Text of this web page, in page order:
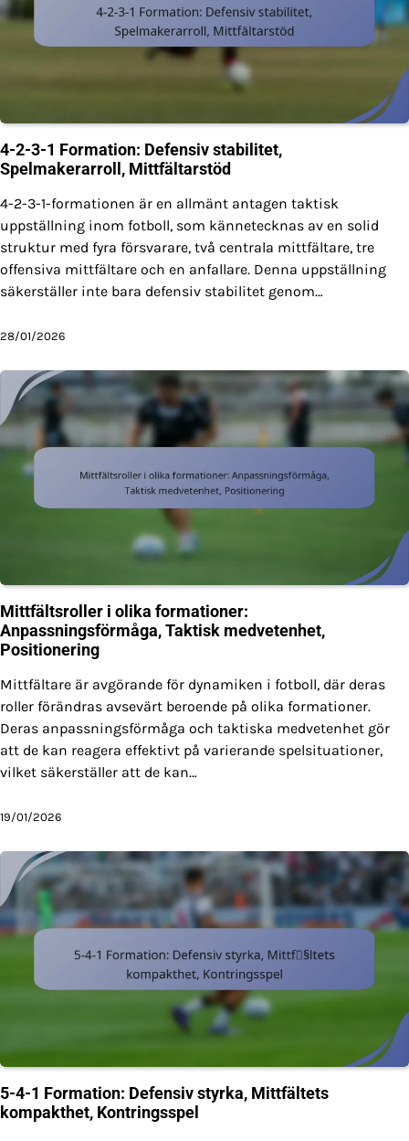
4-2-3-1 Formation: Defensiv stabilitet,
Spelmakerarroll, Mittfältarstöd
4-2-3-1-formationen är en allmänt antagen taktisk
uppställning inom fotboll, som kännetecknas av en solid
struktur med fyra försvarare, två centrala mittfältare, tre
offensiva mittfältare och en anfallare. Denna uppställning
säkerställer inte bara defensiv stabilitet genom…
28/01/2026
Mittfältsroller i olika formationer:
Anpassningsförmåga, Taktisk medvetenhet,
Positionering
Mittfältare är avgörande för dynamiken i fotboll, där deras
roller förändras avsevärt beroende på olika formationer.
Deras anpassningsförmåga och taktiska medvetenhet gör
att de kan reagera effektivt på varierande spelsituationer,
vilket säkerställer att de kan…
19/01/2026
5-4-1 Formation: Defensiv styrka, Mittfältets
kompakthet, Kontringsspel